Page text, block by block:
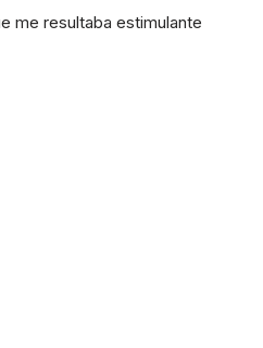
me resultaba estimulante